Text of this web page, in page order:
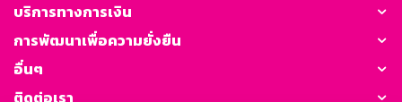
บริการทางการเงิน
การพัฒนาเพื่อความยั่งยืน
อื่นๆ